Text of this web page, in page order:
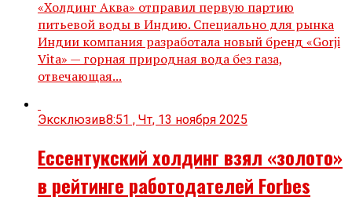
«Холдинг Аква» отправил первую партию
питьевой воды в Индию. Специально для рынка
Индии компания разработала новый бренд «Gorji
Vita» — горная природная вода без газа,
отвечающая...
Эксклюзив8:51 , Чт, 13 ноября 2025
Ессентукский холдинг взял «золото»
в рейтинге работодателей Forbes